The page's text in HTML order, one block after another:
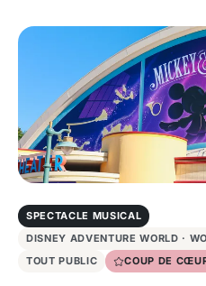
SPECTACLE MUSICAL
DISNEY ADVENTURE WORLD ·
TOUT PUBLIC
COUP DE